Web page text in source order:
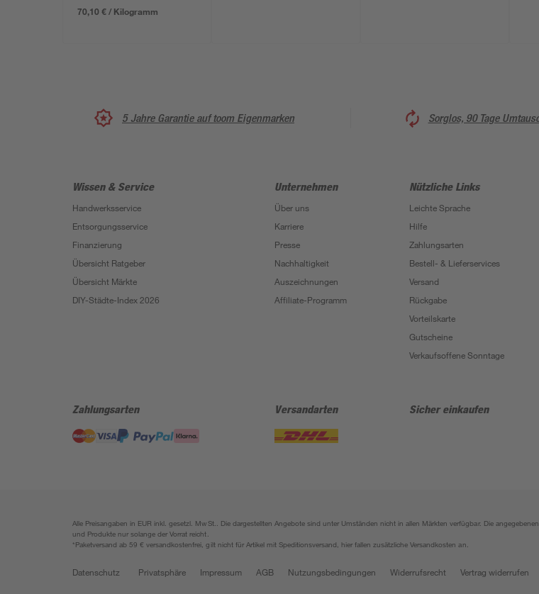
70,10 € / Kilogramm
5 Jahre Garantie auf toom Eigenmarken Sorglos, 90 Tage
Wissen & Service
Handwerksservice
Entsorgungsservice
Finanzierung
Übersicht Ratgeber
Übersicht Märkte
DIY-Städte-Index 2026
Unternehmen
Über uns
Karriere
Presse
Nachhaltigkeit
Auszeichnungen
Affiliate-Programm
Nützliche Links
Leichte Sprache
Hilfe
Zahlungsarten
Bestell- & Lieferservices
Versand
Rückgabe
Vorteilskarte
Gutscheine
Verkaufsoffene Sonntage
Zahlungsarten Versandarten Sicher einkaufen
Alle Preisangaben in EUR inkl. gesetzl. MwSt.. Die dargestellten Angebote sind unter Umständen nicht in allen Märkten verfügbar. Die
und Produkte nur solange der Vorrat reicht.
*Paketversand ab 59 € versandkostenfrei, gilt nicht für Artikel mit Speditionsversand, hier fallen zusätzliche Versandkosten an.
Datenschutz Privatsphäre Impressum AGB Nutzungsbedingungen Widerrufsrecht Vertrag widerrufen